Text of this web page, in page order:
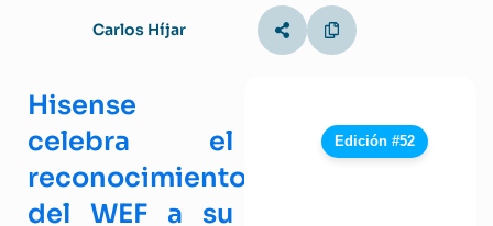
Carlos Híjar
Hisense
celebra el
reconocimiento
del WEF a su
Edición #52